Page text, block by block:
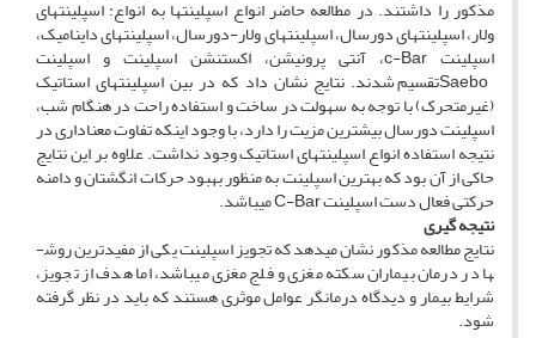
مذکور را داشتند. در مطالعه حاضر انواع اسپلینت­ها به انواع: اسپلینت­های
ولار، اسپلینت­های دورسال، اسپلینت­های ولار-دورسال، اسپلینت­های داینامیک،
اسپلینت c-Bar، آنتی پرونیشن، اکستنشن اسپلینت و اسپلینت
Saeboتقسیم شدند. نتایج نشان داد که در بین اسپلینت­های استاتیک
(غیرمتحرک) با توجه به سهولت در ساخت و استفاده راحت در هنگام شب،
اسپلینت دورسال بیشترین مزیت را دارد، با وجود اینکه تفاوت معناداری در
نتیجه استفاده انواع اسپلینت­های استاتیک وجود نداشت. علاوه بر این نتایج
حاکی از آن بود که بهترین اسپلینت به منظور بهبود حرکات انگشتان و دامنه
حرکتی فعال دست اسپلینت C-Bar می­باشد.
نتیجه ­گیری
نتایج مطالعه مذکور نشان می­دهد که تجویز اسپلینت یکی از مفیدترین روش­
ها در درمان بیماران سکته مغزی و فلج مغزی می­باشد، اما هدف از تجویز،
شرایط بیمار و دیدگاه درمانگر عوامل موثری هستند که باید در نظر گرفته
شود.